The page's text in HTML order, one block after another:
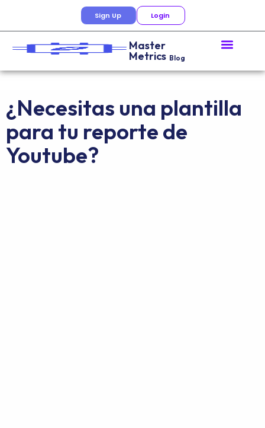
Sign Up Login
Master
Metrics Blog
¿Necesitas una plantilla
para tu reporte de
Youtube?